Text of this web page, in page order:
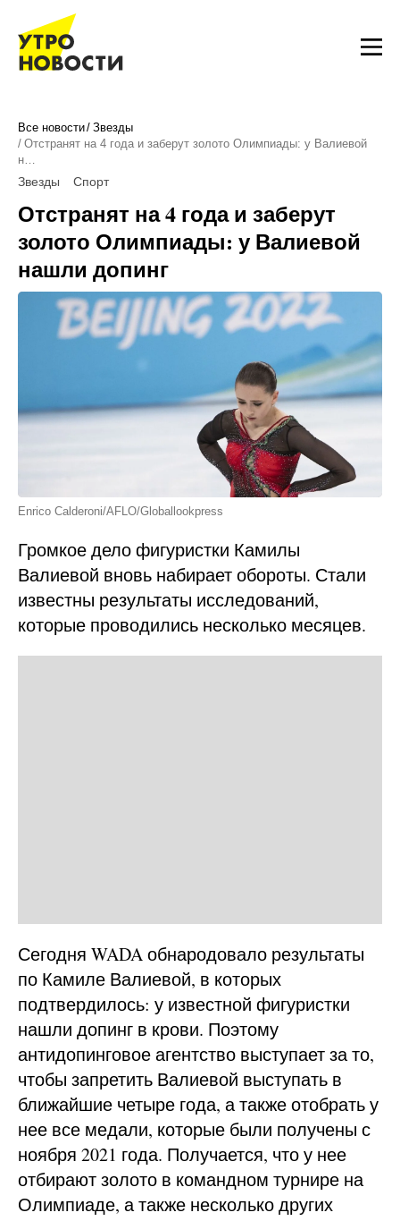
Все новости Звезды
Отстранят на 4 года и заберут золото Олимпиады: у Валиевой
н…
Звезды Спорт
Отстранят на 4 года и заберут
золото Олимпиады: у Валиевой
нашли допинг
Enrico Calderoni/AFLO/Globallookpress
Громкое дело фигуристки Камилы
Валиевой вновь набирает обороты. Стали
известны результаты исследований,
которые проводились несколько месяцев.
Сегодня WADA обнародовало результаты
по Камиле Валиевой, в которых
подтвердилось: у известной фигуристки
нашли допинг в крови. Поэтому
антидопинговое агентство выступает за то,
чтобы запретить Валиевой выступать в
ближайшие четыре года, а также отобрать у
нее все медали, которые были получены с
ноября 2021 года. Получается, что у нее
отбирают золото в командном турнире на
Олимпиаде, а также несколько других